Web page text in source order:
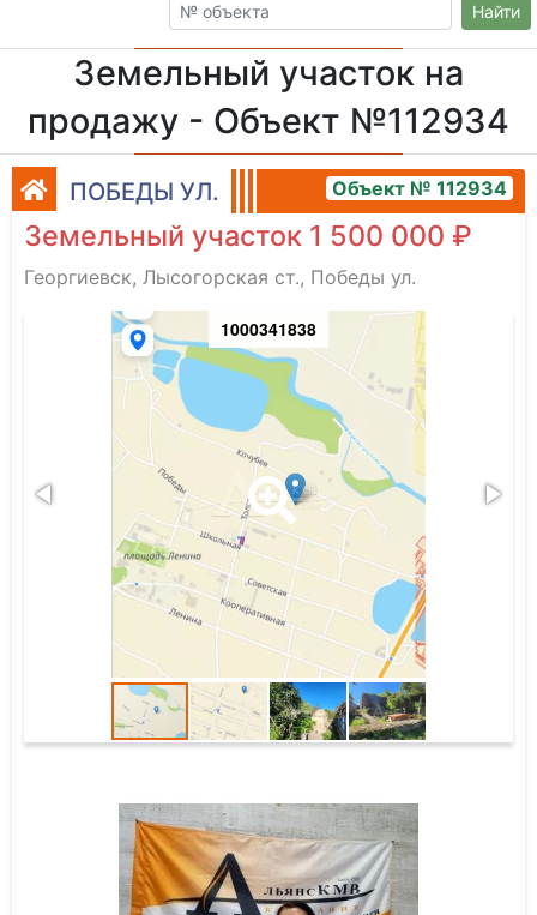
Найти
Земельный участок на
продажу - Объект №112934
ПОБЕДЫ УЛ. Объект № 112934
Земельный участок 1 500 000 ₽
Георгиевск, Лысогорская ст., Победы ул.
1000341838